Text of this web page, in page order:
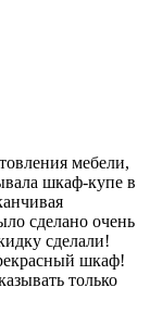
мебели,
шкаф-купе в
сделано очень
сделали!
шкаф!
только